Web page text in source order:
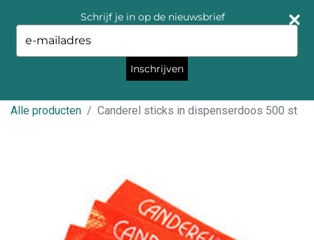
Alle producten Canderel sticks in dispenserdoos 500 st
Schrijf je in op de nieuwsbrief
your
email
Inschrijven